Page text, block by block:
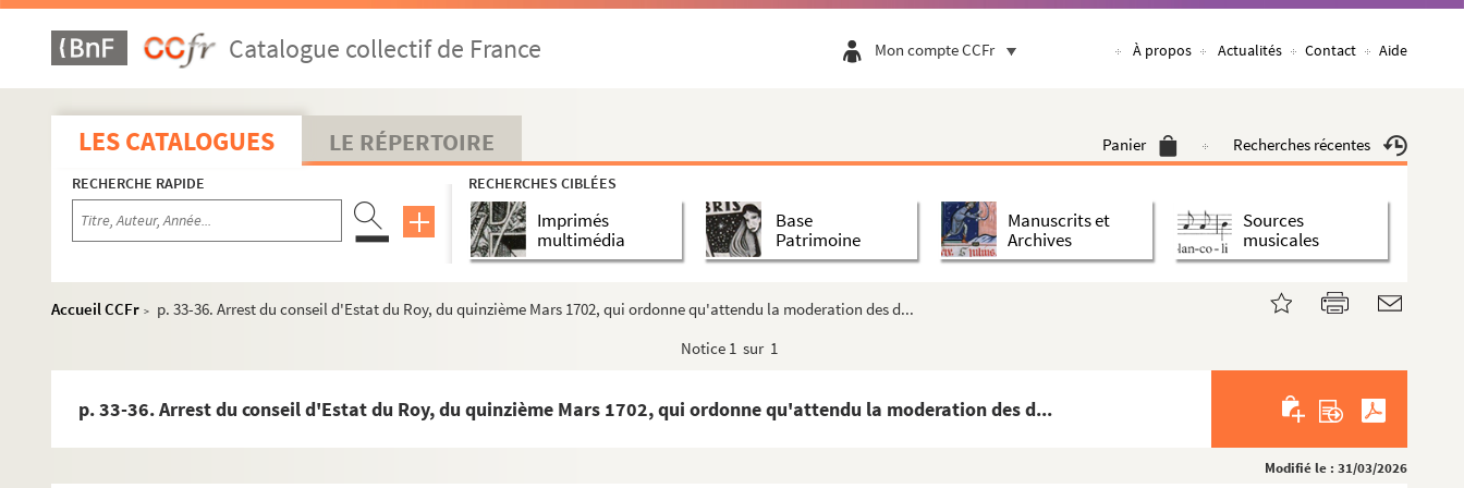
Catalogue collectif de France Mon compte CCFr À propos Actualités Contact Aide
LES CATALOGUES LE RÉPERTOIRE Panier Recherches récentes
RECHERCHE RAPIDE RECHERCHES CIBLÉES
Imprimés
multimédia
Base
Patrimoine
Manuscrits et
Archives
Sources
musicales
Accueil CCFr >
p. 33-36. Arrest du conseil d'Estat du Roy, du quinzième Mars 1702, qui ordonne qu'attendu la moderation des d...
Notice 1 sur 1
p. 33-36. Arrest du conseil d'Estat du Roy, du quinzième Mars 1702, qui ordonne qu'attendu la moderation des d...
Modifié le : 31/03/2026
Collection de manuscrits sur l'histoire du Havre